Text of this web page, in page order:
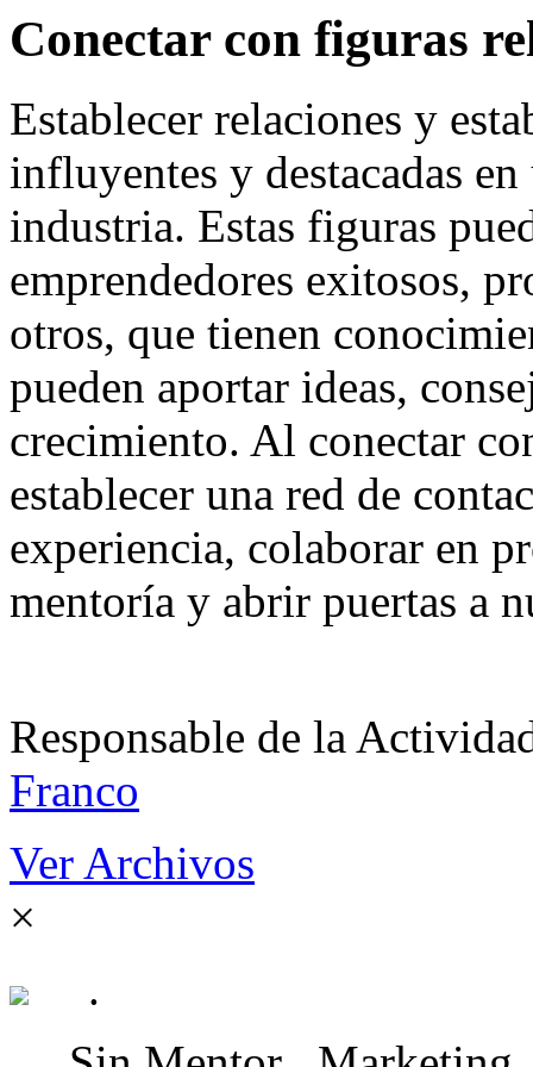
Conectar con figuras
Establecer relaciones y
influyentes y destacadas
industria. Estas figuras
emprendedores exitosos,
otros, que tienen
pueden aportar ideas,
crecimiento. Al conectar
establecer una red de
experiencia, colaborar en
mentoría y abrir puertas a
Responsable de la
Franco
Ver Archivos
×
.